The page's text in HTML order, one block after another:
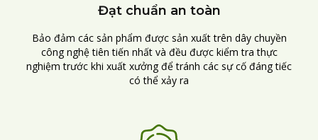
Đạt chuẩn an toàn
Bảo đảm các sản phẩm được sản xuất trên dây chuyền
công nghệ tiên tiến nhất và đều được kiểm tra thực
nghiệm trước khi xuất xưởng để tránh các sự cố đáng tiếc
có thể xảy ra